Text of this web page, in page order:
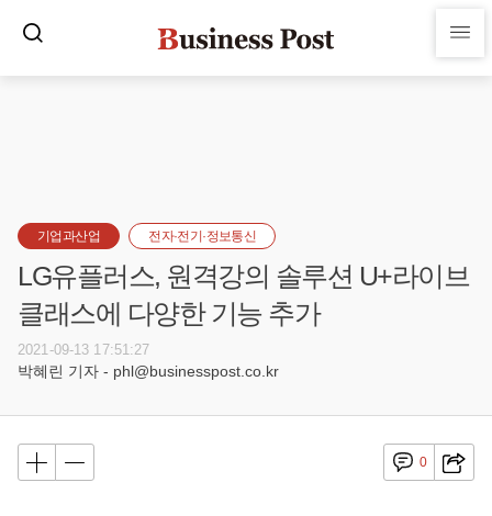
기업과산업 전자·전기·정보통신
LG유플러스, 원격강의 솔루션 U+라이브
클래스에 다양한 기능 추가
2021-09-13 17:51:27
박혜린 기자 - phl@businesspost.co.kr
0